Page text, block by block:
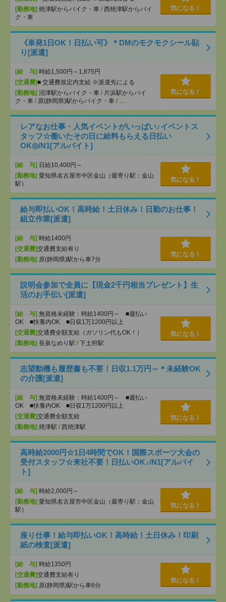
[勤務地] 焼津駅からバイク・車 / 西焼津駅からバイ
ク・車
気になる！
《単発1日OK！日払い可》＊DMのモクモクシール貼
り[派遣]
[給 与] 時給1,500円～1,875円
[交通費]■ 交通費規定内支給 ※派遣先による
[勤務地] 沼津駅からバイク・車 / 片浜駅からバイ
ク・車 / 原(静岡県)駅からバイク・車 / …
気になる！
レアなお仕事・人気イベントがいっぱい♪イベントス
タッフ☆働いたその日に給料もらえる日払い
OK◎/N1[アルバイト]
[給 与] 日給10,400円～
[勤務地] 愛知県名古屋市中区金山（最寄り駅：金山
駅）
気になる！
給与即払いOK！高時給！土日休み！日勤のお仕事！
組立作業[派遣]
[給 与] 時給1400円
[交通費]交通費支給有り
[勤務地] 原(静岡県)駅から車7分
気になる！
説明会参加で全員に【現金2千円相当プレゼント】生
活のお手伝い[派遣]
[給 与] 無資格未経験：時給1400円～ ■週払い
OK ■扶養内OK ■日収1万1200円以上
[交通費]交通費全額支給（ガソリン代もOK！）
[勤務地] 長泉なめり駅 / 下土狩駅
気になる！
志望動機も履歴書も不要！日収1.1万円～＊未経験OK
の介護[派遣]
[給 与] 無資格未経験：時給1400円～ ■週払い
OK ■扶養内OK ■日収1万1200円以上
[交通費]交通費全額支給
[勤務地] 焼津駅 / 西焼津駅
気になる！
高時給2000円☆1日4時間でOK！国際スポーツ大会の
受付スタッフ☆来社不要！日払いOK♪/N1[アルバイ
ト]
[給 与] 時給2,000円～
[勤務地] 愛知県名古屋市中区金山（最寄り駅：金山
駅）
気になる！
座り仕事！給与即払いOK！高時給！土日休み！印刷
紙の検査[派遣]
[給 与] 時給1350円
[交通費]交通費支給有り
[勤務地] 原(静岡県)駅から車6分
気になる！